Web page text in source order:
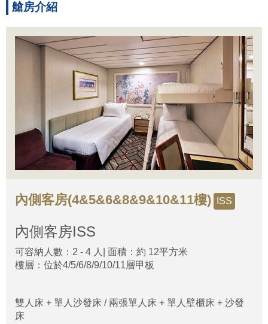
艙房介紹
內側客房(4&5&6&8&9&10&11樓) ISS
內側客房ISS
可容納人數：2 - 4 人| 面積：約 12平方米
樓層：位於4/5/6/8/9/10/11層甲板
雙人床 + 單人沙發床 / 兩張單人床 + 單人壁櫃床 + 沙發
床